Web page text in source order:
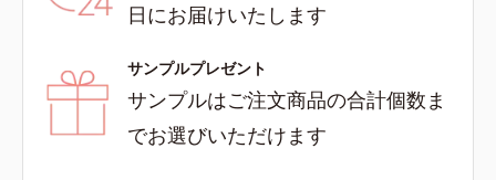
日にお届けいたします
サンプルプレゼント
サンプルはご注文商品の合計個数ま
でお選びいただけます